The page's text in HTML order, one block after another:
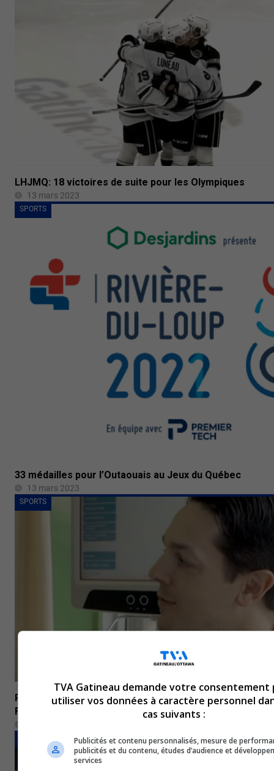
LHJMQ: 18 victoires de suite pour les Olympiques
13 mars 2023
SPORTS
33 médailles pour l’Outaouais au Jeux du Québec
13 mars 2023
SPORTS
Philadelphie: Daniel Brière nommé directeur général
Flyers
TVA Gatineau demande votre consentement
utiliser vos données à caractère personnel
cas suivants :
Publicités et contenu personnalisés, mesure de
publicités et du contenu, études d’audience et
services